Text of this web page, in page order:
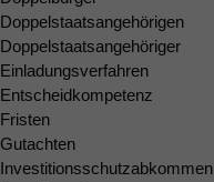
Doppelstaatsangehörigen
Doppelstaatsangehöriger
Einladungsverfahren
Entscheidkompetenz
Fristen
Gutachten
Investitionsschutzabkommen